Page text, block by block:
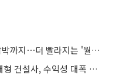
전세 35% 줄었는데 세금 압박까지⋯더 빨라지는 '월세화'
'고원가 터널' 끝 보인다…대형 건설사, 수익성 대폭 개선